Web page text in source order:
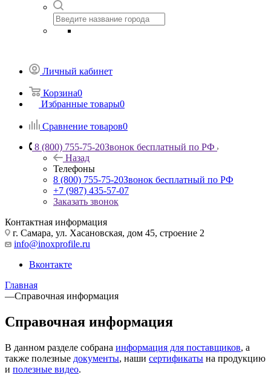
Личный кабинет
Корзина0
Избранные товары0
Сравнение товаров0
8 (800) 755-75-20Звонок бесплатный по РФ
Назад
Телефоны
8 (800) 755-75-20Звонок бесплатный по РФ
+7 (987) 435-57-07
Заказать звонок
Контактная информация
г. Самара, ул. Хасановская, дом 45, строение 2
info@inoxprofile.ru
Вконтакте
Главная
—Справочная информация
Справочная информация
В данном разделе собрана информация для поставщиков, а
также полезные документы, наши сертификаты на продукцию
и полезные видео.